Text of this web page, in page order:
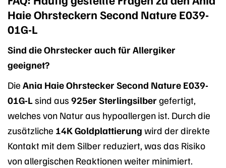
Haie Ohrsteckern Second Nature E039-
01G-L
Sind die Ohrstecker auch für Allergiker
geeignet?
Die Ania Haie Ohrstecker Second Nature E039-
01G-Lsind aus 925er Sterlingsilber gefertigt,
welches von Natur aus hypoallergen ist. Durch die
zusätzliche 14K Goldplattierung wird der direkte
Kontakt mit dem Silber reduziert, was das Risiko
von allergischen Reaktionen weiter minimiert.